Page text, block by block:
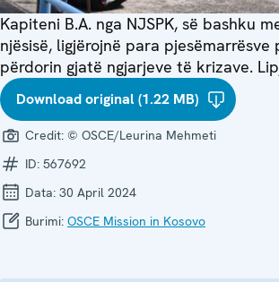
Kapiteni B.A. nga NJSPK, së bashku
njësisë, ligjërojnë para pjesëmarrësve
përdorin gjatë ngjarjeve të krizave.
Download original (1.22 MB)
Credit: © OSCE/Leurina Mehmeti
ID: 567692
Data: 30 April 2024
Burimi: OSCE Mission in Kosovo